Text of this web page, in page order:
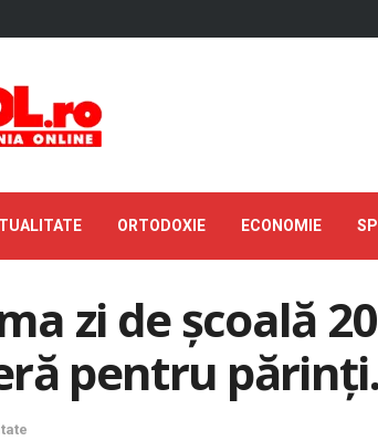
ORTODOXIE ECONOMIE
zi de școală
pentru